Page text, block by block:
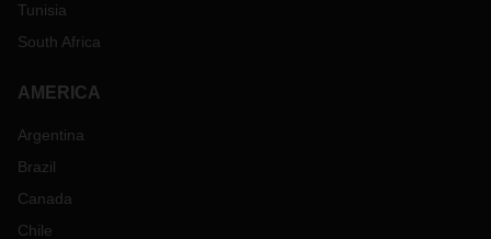
Tunisia
South Africa
AMERICA
Argentina
Brazil
Canada
Chile